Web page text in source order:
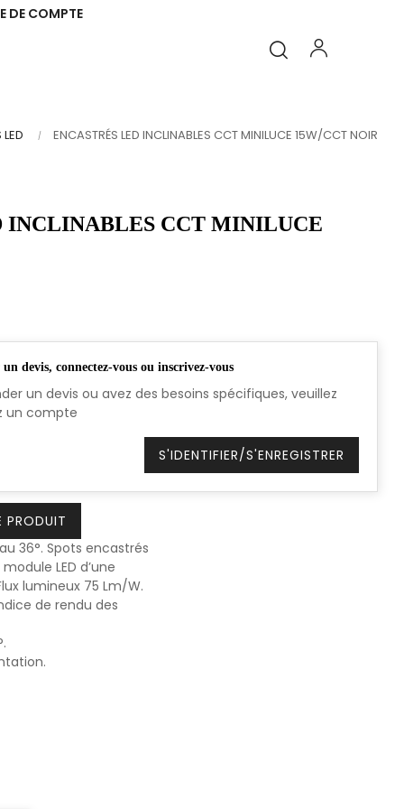
DE COMPTE
ENCASTRÉS LED INCLINABLES CCT MINILUCE 15W/CCT NOIR
INCLINABLES CCT MINILUCE
devis, connectez-vous ou inscrivez-vous
un devis ou avez des besoins spécifiques, veuillez
un compte
S'IDENTIFIER/S'ENREGISTRER
PRODUIT
36°. Spots encastrés
LED d’une
lumineux 75 Lm/W.
de rendu des